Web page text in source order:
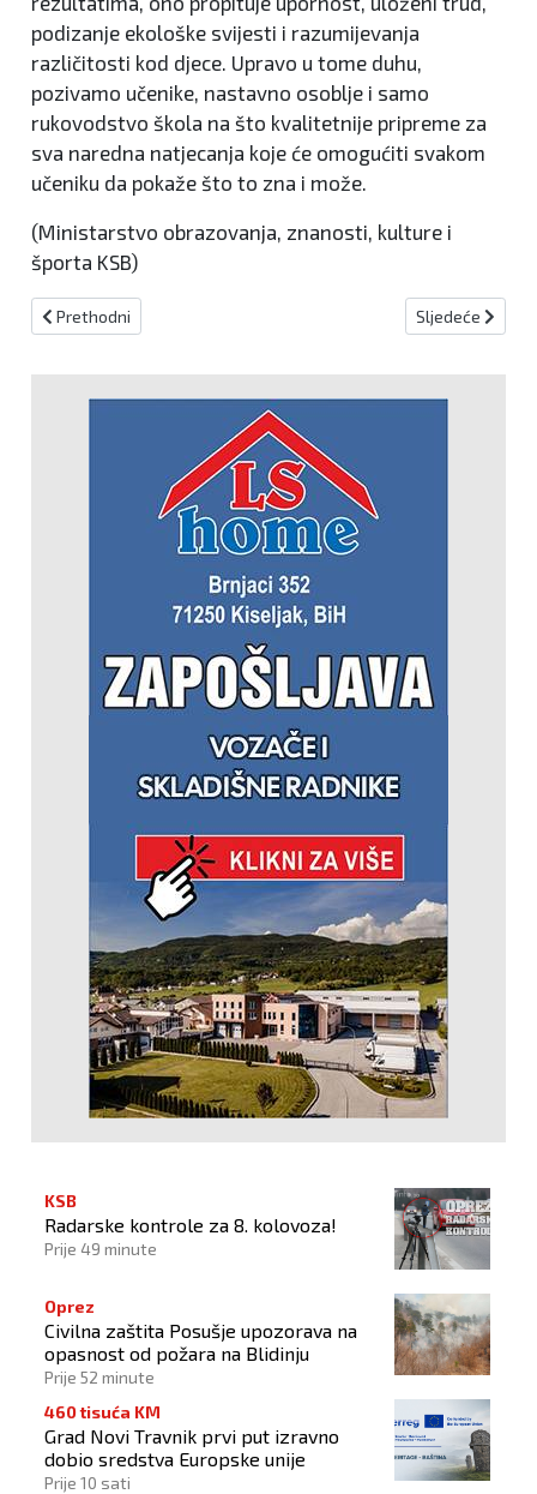
podizanje ekološke svijesti i razumijevanja
različitosti kod djece. Upravo u tome duhu,
pozivamo učenike, nastavno osoblje i samo
rukovodstvo škola na što kvalitetnije pripreme za
sva naredna natjecanja koje će omogućiti svakom
učeniku da pokaže što to zna i može.
(Ministarstvo obrazovanja, znanosti, kulture i
športa KSB)
Prethodni članak: Raznolika ponuda zanimanja u SŠ Kreševo u
Prethodni Sljedeći
Sljedeće
KSB
Radarske kontrole za 8. kolovoza!
Prije 49 minute
Oprez
Civilna zaštita Posušje upozorava na
opasnost od požara na Blidinju
Prije 52 minute
460 tisuća KM
Grad Novi Travnik prvi put izravno
dobio sredstva Europske unije
Prije 10 sati